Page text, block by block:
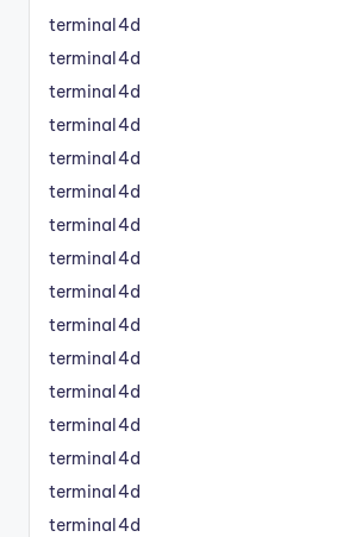
terminal4d
terminal4d
terminal4d
terminal4d
terminal4d
terminal4d
terminal4d
terminal4d
terminal4d
terminal4d
terminal4d
terminal4d
terminal4d
terminal4d
terminal4d
terminal4d